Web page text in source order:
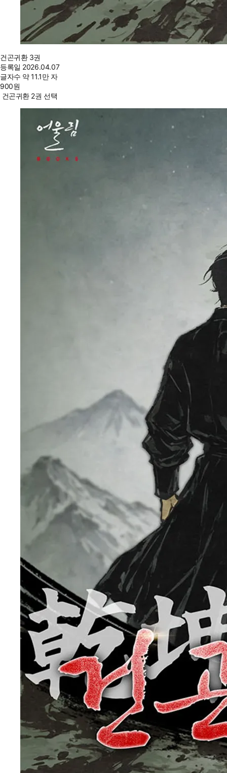
건곤귀환 3권
등록일 2026.04.07
글자수 약 11.1만 자
900원
건곤귀환 2권 선택